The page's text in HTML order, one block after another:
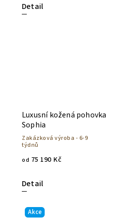
Detail
Luxusní kožená pohovka
Sophia
Zakázková výroba - 6-9
týdnů
od 75 190 Kč
Detail
Akce